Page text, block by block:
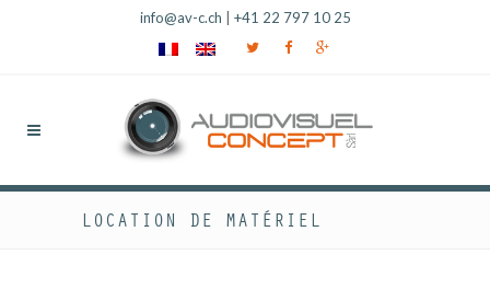
info@av-c.ch +41 22 797 10 25
LOCATION DE MATÉRIEL